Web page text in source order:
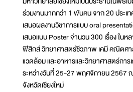
ร่วมงานมากกว่า 1 พันคน จาก 20 ประเ
เสนอผลงานวิชาการแบบ oral
เสนอแบบ Poster จำนวน 300 เรื่อง ใน
ฟิสิกส์ วิทยาศาสตร์ชีวภาพ เคมี คณิตศา
แวดล้อม และอาหารและวิทยาศาสตร์การ
ระหว่างวันที่ 25-27 พฤศจิกายน 2567
จังหวัดเชียงใหม่